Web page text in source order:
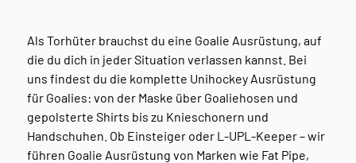
Als Torhüter brauchst du eine Goalie Ausrüstung, auf
die du dich in jeder Situation verlassen kannst. Bei
uns findest du die komplette Unihockey Ausrüstung
für Goalies: von der Maske über Goaliehosen und
gepolsterte Shirts bis zu Knieschonern und
Handschuhen. Ob Einsteiger oder L-UPL-Keeper – wir
führen Goalie Ausrüstung von Marken wie Fat Pipe,